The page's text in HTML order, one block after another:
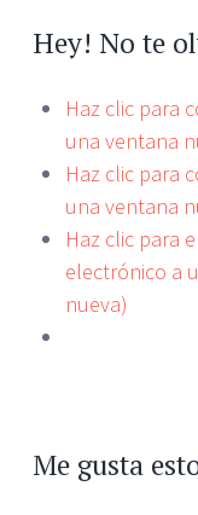
Hey! No te
Haz clic para
una ventana
Haz clic para
una ventana
Haz clic para
electrónico a
nueva)
Me gusta